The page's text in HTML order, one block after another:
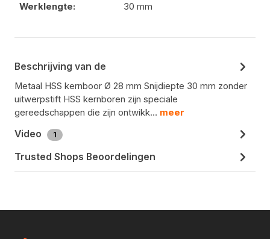
Werklengte: 30 mm
Beschrijving van de
Metaal HSS kernboor Ø 28 mm Snijdiepte 30 mm zonder
uitwerpstift HSS kernboren zijn speciale
gereedschappen die zijn ontwikk… meer
Video 1
Trusted Shops Beoordelingen